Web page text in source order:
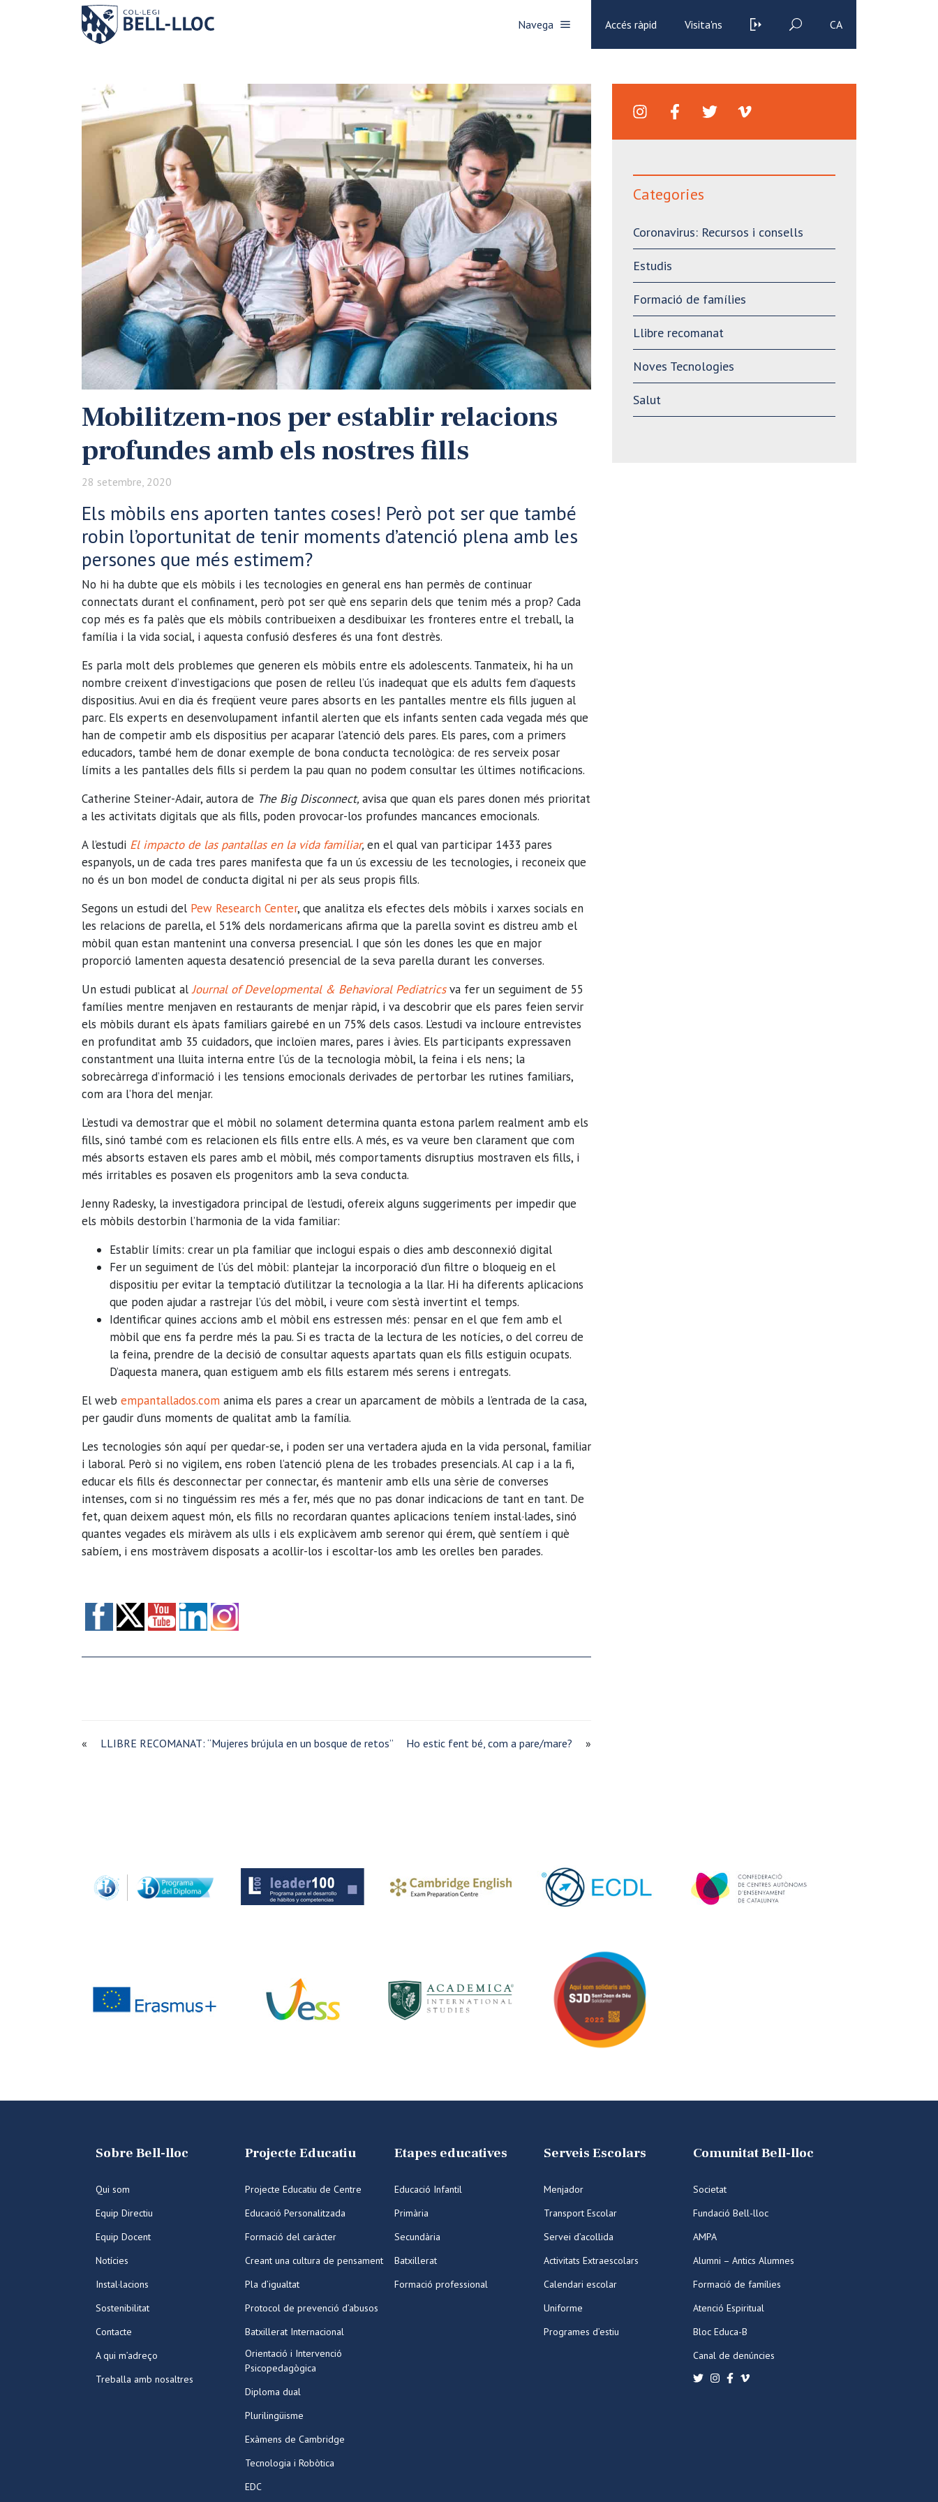
Navega Accés ràpid Visita'ns CA
Mobilitzem-nos per establir relacions
profundes amb els nostres fills
28 setembre, 2020
Els mòbils ens aporten tantes coses! Però pot ser que també
robin l’oportunitat de tenir moments d’atenció plena amb les
persones que més estimem?
No hi ha dubte que els mòbils i les tecnologies en general ens han permès de continuar
connectats durant el confinament, però pot ser què ens separin dels que tenim més a prop? Cada
cop més es fa palès que els mòbils contribueixen a desdibuixar les fronteres entre el treball, la
família i la vida social, i aquesta confusió d’esferes és una font d’estrès.
Es parla molt dels problemes que generen els mòbils entre els adolescents. Tanmateix, hi ha un
nombre creixent d’investigacions que posen de relleu l’ús inadequat que els adults fem d’aquests
dispositius. Avui en dia és freqüent veure pares absorts en les pantalles mentre els fills juguen al
parc. Els experts en desenvolupament infantil alerten que els infants senten cada vegada més que
han de competir amb els dispositius per acaparar l’atenció dels pares. Els pares, com a primers
educadors, també hem de donar exemple de bona conducta tecnològica: de res serveix posar
límits a les pantalles dels fills si perdem la pau quan no podem consultar les últimes notificacions.
Catherine Steiner-Adair, autora de The Big Disconnect, avisa que quan els pares donen més prioritat
a les activitats digitals que als fills, poden provocar-los profundes mancances emocionals.
A l’estudi El impacto de las pantallas en la vida familiar, en el qual van participar 1433 pares
espanyols, un de cada tres pares manifesta que fa un ús excessiu de les tecnologies, i reconeix que
no és un bon model de conducta digital ni per als seus propis fills.
Segons un estudi del Pew Research Center, que analitza els efectes dels mòbils i xarxes socials en
les relacions de parella, el 51% dels nordamericans afirma que la parella sovint es distreu amb el
mòbil quan estan mantenint una conversa presencial. I que són les dones les que en major
proporció lamenten aquesta desatenció presencial de la seva parella durant les converses.
Un estudi publicat alJournal of Developmental & Behavioral Pediatricsva fer un seguiment de 55
famílies mentre menjaven en restaurants de menjar ràpid, i va descobrir que els pares feien servir
els mòbils durant els àpats familiars gairebé en un 75% dels casos. L’estudi va incloure entrevistes
en profunditat amb 35 cuidadors, que incloïen mares, pares i àvies. Els participants expressaven
constantment una lluita interna entre l’ús de la tecnologia mòbil, la feina i els nens; la
sobrecàrrega d’informació i les tensions emocionals derivades de pertorbar les rutines familiars,
com ara l’hora del menjar.
L’estudi va demostrar que el mòbil no solament determina quanta estona parlem realment amb els
fills, sinó també com es relacionen els fills entre ells. A més, es va veure ben clarament que com
més absorts estaven els pares amb el mòbil, més comportaments disruptius mostraven els fills, i
més irritables es posaven els progenitors amb la seva conducta.
Jenny Radesky, la investigadora principal de l’estudi, ofereix alguns suggeriments per impedir que
els mòbils destorbin l’harmonia de la vida familiar:
Establir límits: crear un pla familiar que inclogui espais o dies amb desconnexió digital
Fer un seguiment de l’ús del mòbil: plantejar la incorporació d’un filtre o bloqueig en el
dispositiu per evitar la temptació d’utilitzar la tecnologia a la llar. Hi ha diferents aplicacions
que poden ajudar a rastrejar l’ús del mòbil, i veure com s’està invertint el temps.
Identificar quines accions amb el mòbil ens estressen més: pensar en el que fem amb el
mòbil que ens fa perdre més la pau. Si es tracta de la lectura de les notícies, o del correu de
la feina, prendre de la decisió de consultar aquests apartats quan els fills estiguin ocupats.
D’aquesta manera, quan estiguem amb els fills estarem més serens i entregats.
El web empantallados.com anima els pares a crear un aparcament de mòbils a l’entrada de la casa,
per gaudir d’uns moments de qualitat amb la família.
Les tecnologies són aquí per quedar-se, i poden ser una vertadera ajuda en la vida personal, familiar
i laboral. Però si no vigilem, ens roben l’atenció plena de les trobades presencials. Al cap i a la fi,
educar els fills és desconnectar per connectar, és mantenir amb ells una sèrie de converses
intenses, com si no tinguéssim res més a fer, més que no pas donar indicacions de tant en tant. De
fet, quan deixem aquest món, els fills no recordaran quantes aplicacions teníem instal·lades, sinó
quantes vegades els miràvem als ulls i els explicàvem amb serenor qui érem, què sentíem i què
sabíem, i ens mostràvem disposats a acollir-los i escoltar-los amb les orelles ben parades.
« LLIBRE RECOMANAT: “Mujeres brújula en un bosque de retos” Ho estic fent bé, com a pare/mare? »
Categories
Coronavirus: Recursos i consells
Estudis
Formació de famílies
Llibre recomanat
Noves Tecnologies
Salut
Sobre Bell-lloc
Qui som
Equip Directiu
Equip Docent
Notícies
Instal·lacions
Sostenibilitat
Contacte
A qui m’adreço
Treballa amb nosaltres
Projecte Educatiu
Projecte Educatiu de Centre
Educació Personalitzada
Formació del caràcter
Creant una cultura de pensament
Pla d’igualtat
Protocol de prevenció d’abusos
Batxillerat Internacional
Orientació i Intervenció
Psicopedagògica
Diploma dual
Plurilingüisme
Exàmens de Cambridge
Tecnologia i Robòtica
EDC
Etapes educatives
Educació Infantil
Primària
Secundària
Batxillerat
Formació professional
Serveis Escolars
Menjador
Transport Escolar
Servei d’acollida
Activitats Extraescolars
Calendari escolar
Uniforme
Programes d’estiu
Comunitat Bell-lloc
Societat
Fundació Bell-lloc
AMPA
Alumni – Antics Alumnes
Formació de famílies
Atenció Espiritual
Bloc Educa-B
Canal de denúncies